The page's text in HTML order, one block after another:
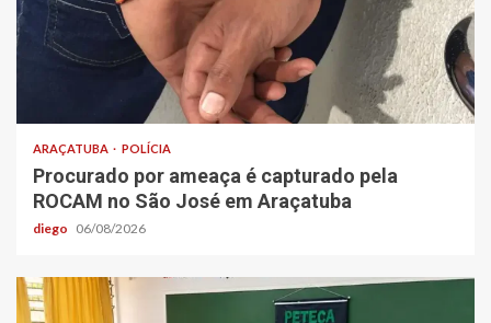
ARAÇATUBA POLÍCIA
Procurado por ameaça é capturado pela
ROCAM no São José em Araçatuba
diego 06/08/2026